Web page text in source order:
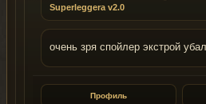
Superleggera v2.0
очень зря спойлер экстрой
Профиль